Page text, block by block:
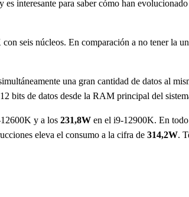
interesante para saber cómo han evolucionado
seis núcleos. En comparación a no tener la
una gran cantidad de datos al
bits de datos desde la RAM principal del
y a los 231,8W en el i9-12900K. En
eleva el consumo a la cifra de 314,2W.